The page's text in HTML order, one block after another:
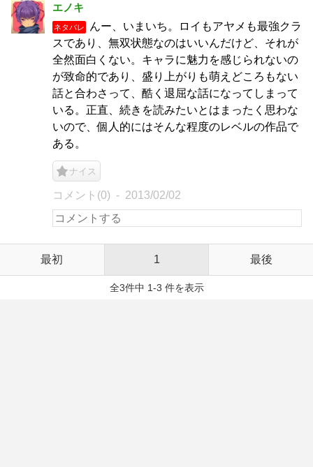
エノキ
ネタバレ
んー、いまいち。ロイもアヤメも最強クラ
スであり、無双状態なのはいいんだけど、それが
全然面白くない。キャラに魅力を感じられないの
が致命的であり、盛り上がりも萌えどころもない
話と合わさって、酷く退屈な話になってしまって
いる。正直、続きを読みたいとはまったく思わな
いので、個人的にはそんな程度のレベルの作品で
ある。
ナイス
コメント(0) 2013/02/02
最初 1 最後
全3件中 1-3 件を表示